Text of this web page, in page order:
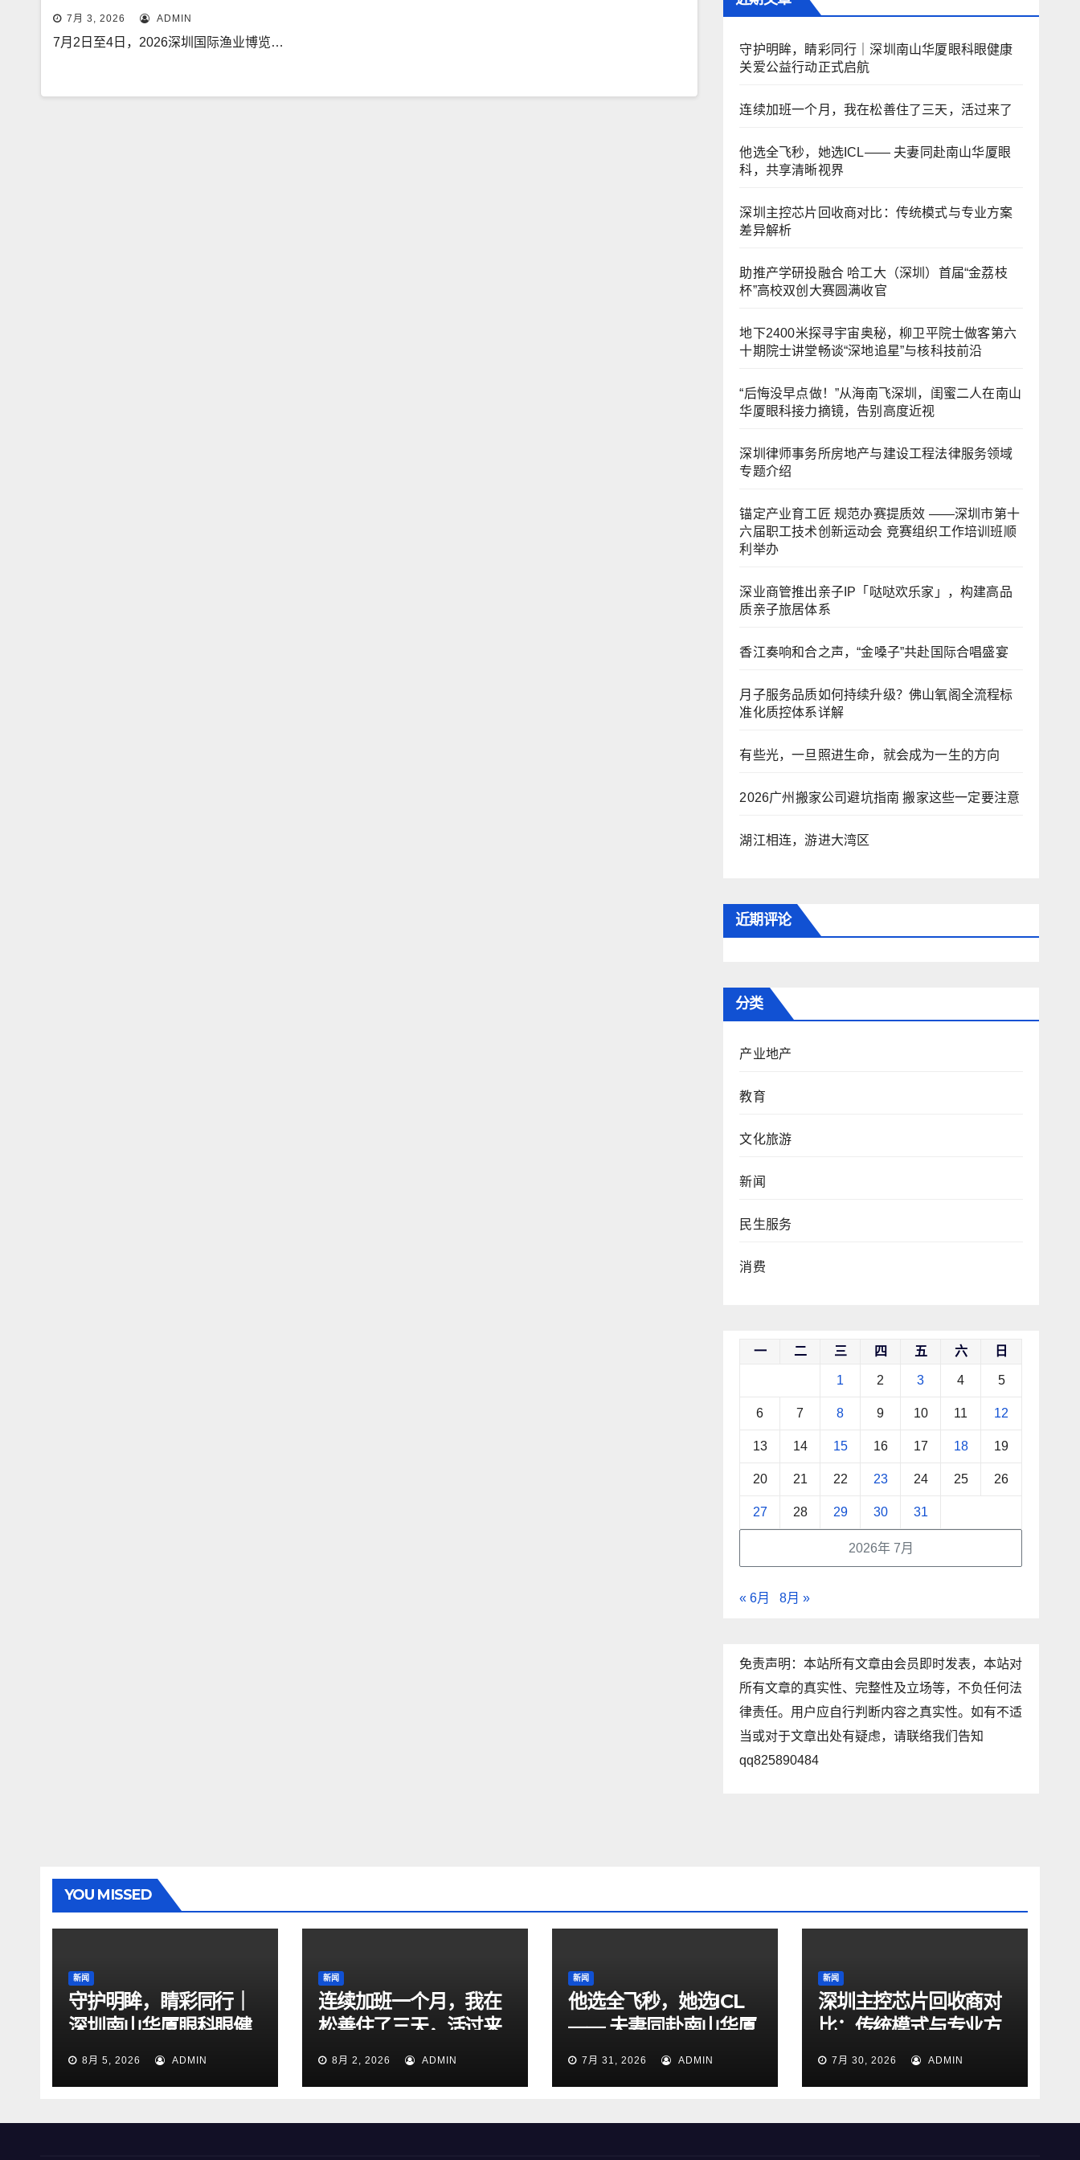
7月 3, 2026 ADMIN
7月2日至4日，2026深圳国际渔业博览…
守护明眸，睛彩同行｜深圳南山华厦眼科眼健康
关爱公益行动正式启航
连续加班一个月，我在松善住了三天，活过来了
他选全飞秒，她选ICL—— 夫妻同赴南山华厦眼
科，共享清晰视界
深圳主控芯片回收商对比：传统模式与专业方案
差异解析
助推产学研投融合 哈工大（深圳）首届“金荔枝
杯”高校双创大赛圆满收官
地下2400米探寻宇宙奥秘，柳卫平院士做客第六
十期院士讲堂畅谈“深地追星”与核科技前沿
“后悔没早点做！”从海南飞深圳，闺蜜二人在南山
华厦眼科接力摘镜，告别高度近视
深圳律师事务所房地产与建设工程法律服务领域
专题介绍
锚定产业育工匠 规范办赛提质效 ——深圳市第十
六届职工技术创新运动会 竞赛组织工作培训班顺
利举办
深业商管推出亲子IP「哒哒欢乐家」，构建高品
质亲子旅居体系
香江奏响和合之声，“金嗓子”共赴国际合唱盛宴
月子服务品质如何持续升级？佛山氧阁全流程标
准化质控体系详解
有些光，一旦照进生命，就会成为一生的方向
2026广州搬家公司避坑指南 搬家这些一定要注意
湖江相连，游进大湾区
近期评论
分类
产业地产
教育
文化旅游
新闻
民生服务
消费
2026年 7月
一 二 三 四 五 六 日
1 2 3 4 5
6 7 8 9 10 11 12
13 14 15 16 17 18 19
20 21 22 23 24 25 26
27 28 29 30 31
« 6月 8月 »
免责声明：本站所有文章由会员即时发表，本站对
所有文章的真实性、完整性及立场等，不负任何法
律责任。用户应自行判断内容之真实性。如有不适
当或对于文章出处有疑虑，请联络我们告知
qq825890484
YOU MISSED
新闻
守护明眸，睛彩同行｜
深圳南山华厦眼科眼健
康关爱公益行动正式启
8月 5, 2026 ADMIN
新闻
连续加班一个月，我在
松善住了三天，活过来
了8月 2, 2026 ADMIN
新闻
他选全飞秒，她选ICL
—— 夫妻同赴南山华厦
眼科，共享清晰视界
7月 31, 2026 ADMIN
新闻
深圳主控芯片回收商对
比：传统模式与专业方
案差异解析
7月 30, 2026 ADMIN